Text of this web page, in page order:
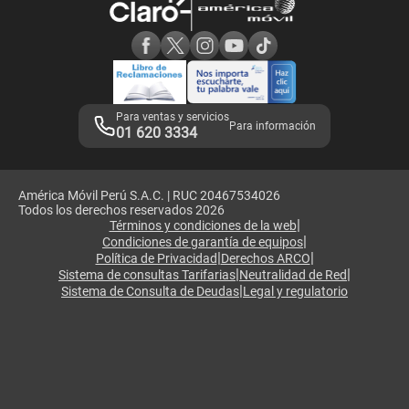
Adquirientes iPhone 6, 6S y SE
Mensaje de Seguridad
Términos y Condiciones de Tienda Claro
Libro de Reclamaciones
Legales de marketplace
Para ventas y servicios
01 620 3334 Para información
América Móvil Perú S.A.C. | RUC 20467534026
Todos los derechos reservados 2026
Términos y condiciones de la web|
Condiciones de garantía de equipos|
Política de Privacidad|Derechos ARCO|
Sistema de consultas Tarifarias|Neutralidad de Red|
Sistema de Consulta de Deudas|Legal y regulatorio